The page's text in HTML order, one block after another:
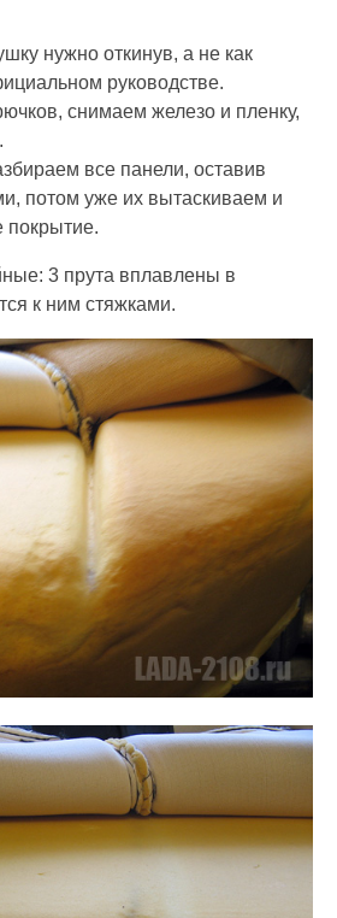
нужно откинув, а не как
руководстве.
снимаем железо и пленку,
все панели, оставив
потом уже их вытаскиваем и
3 прута вплавлены в
к ним стяжками.